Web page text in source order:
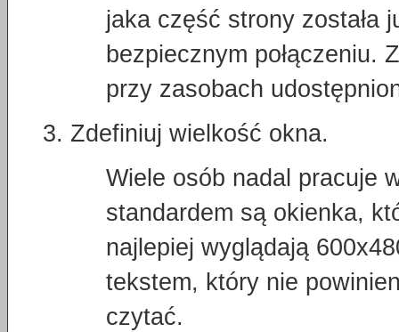
jaka część strony została
bezpiecznym połączeniu.
przy zasobach
Zdefiniuj wielkość okna.
Wiele osób nadal pracuje
standardem są okienka,
najlepiej wyglądają
tekstem, który nie
czytać.